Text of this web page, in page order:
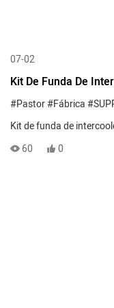
07-02
Kit De Funda De
#Pastor#Fábrica
Kit de funda de
60
0